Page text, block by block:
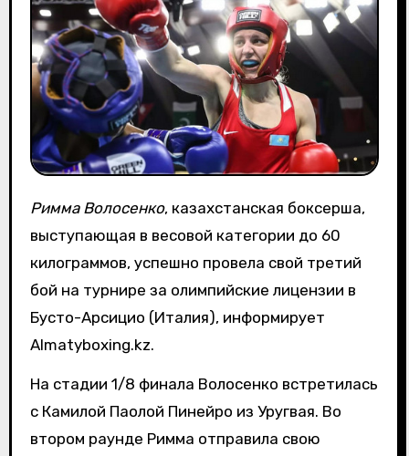
Римма Волосенко, казахстанская боксерша,
выступающая в весовой категории до 60
килограммов, успешно провела свой третий
бой на турнире за олимпийские лицензии в
Бусто-Арсицио (Италия), информирует
Almatyboxing.kz.
На стадии 1/8 финала Волосенко встретилась
с Камилой Паолой Пинейро из Уругвая. Во
втором раунде Римма отправила свою